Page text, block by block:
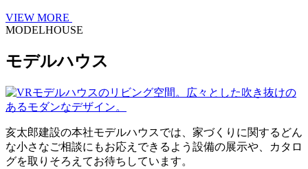
VIEW MORE
MODELHOUSE
モデルハウス
亥太郎建設の本社モデルハウスでは、家づくりに関するどん
な小さなご相談にもお応えできるよう設備の展示や、カタロ
グを取りそろえてお待ちしています。